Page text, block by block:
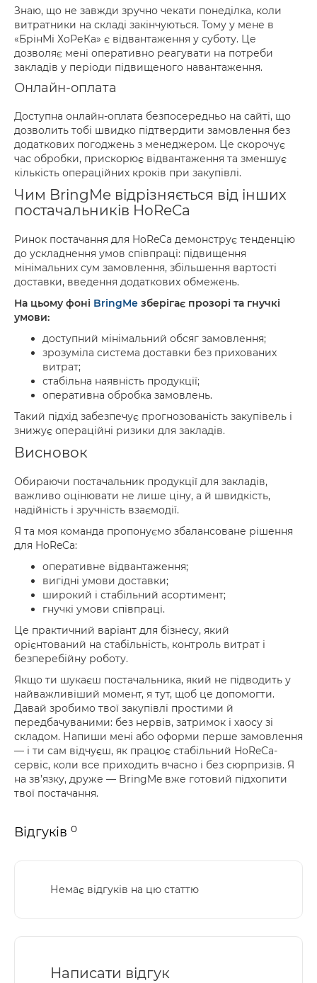
Знаю, що не завжди зручно чекати понеділка, коли
витратники на складі закінчуються. Тому у мене в
«БрінМі ХоРеКа» є відвантаження у суботу. Це
дозволяє мені оперативно реагувати на потреби
закладів у періоди підвищеного навантаження.
Онлайн-оплата
Доступна онлайн-оплата безпосередньо на сайті, що
дозволить тобі швидко підтвердити замовлення без
додаткових погоджень з менеджером. Це скорочує
час обробки, прискорює відвантаження та зменшує
кількість операційних кроків при закупівлі.
Чим BringMe відрізняється від інших
постачальників HoReCa
Ринок постачання для HoReCa демонструє тенденцію
до ускладнення умов співпраці: підвищення
мінімальних сум замовлення, збільшення вартості
доставки, введення додаткових обмежень.
На цьому фоні BringMe зберігає прозорі та гнучкі
умови:
доступний мінімальний обсяг замовлення;
зрозуміла система доставки без прихованих
витрат;
стабільна наявність продукції;
оперативна обробка замовлень.
Такий підхід забезпечує прогнозованість закупівель і
знижує операційні ризики для закладів.
Висновок
Обираючи постачальник продукції для закладів,
важливо оцінювати не лише ціну, а й швидкість,
надійність і зручність взаємодії.
Я та моя команда пропонуємо збалансоване рішення
для HoReCa:
оперативне відвантаження;
вигідні умови доставки;
широкий і стабільний асортимент;
гнучкі умови співпраці.
Це практичний варіант для бізнесу, який
орієнтований на стабільність, контроль витрат і
безперебійну роботу.
Якщо ти шукаєш постачальника, який не підводить у
найважливіший момент, я тут, щоб це допомогти.
Давай зробимо твої закупівлі простими й
передбачуваними: без нервів, затримок і хаосу зі
складом. Напиши мені або оформи перше замовлення
— і ти сам відчуєш, як працює стабільний HoReCa-
сервіс, коли все приходить вчасно і без сюрпризів. Я
на зв’язку, друже — BringMe вже готовий підхопити
твої постачання.
Відгуків 0
Немає відгуків на цю статтю
Написати відгук